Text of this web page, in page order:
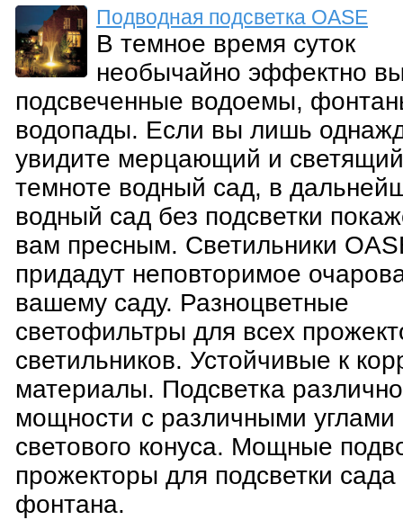
Подводная подсветка OASE
В темное время суток
необычайно эффектно
подсвеченные водоемы,
водопады. Если вы лишь
увидите мерцающий и
темноте водный сад, в
водный сад без подсветки
вам пресным. Светильники
придадут неповторимое
вашему саду. Разноцветные
светофильтры для всех
светильников. Устойчивые к
материалы. Подсветка
мощности с различными углами
светового конуса. Мощные
прожекторы для подсветки
фонтана.